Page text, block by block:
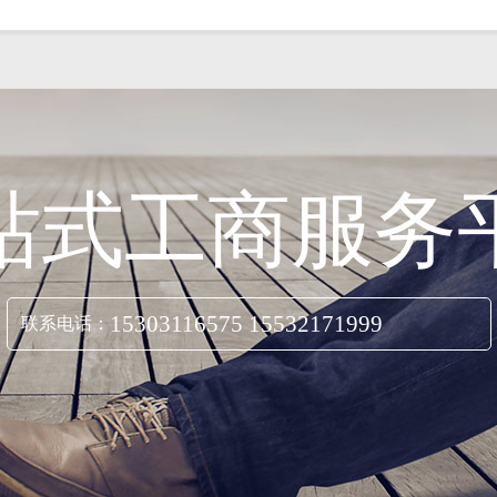
式工商服务
联系电话： 15303116575 15532171999
立即咨询